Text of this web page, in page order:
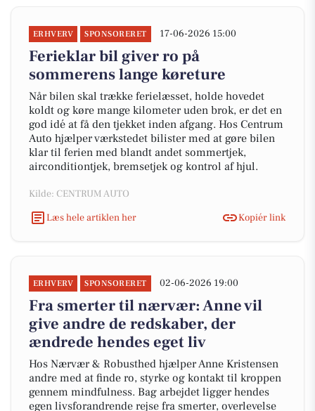
ERHVERV SPONSORERET 17-06-2026 15:00
Ferieklar bil giver ro på
sommerens lange køreture
Når bilen skal trække ferielæsset, holde hovedet
koldt og køre mange kilometer uden brok, er det en
god idé at få den tjekket inden afgang. Hos Centrum
Auto hjælper værkstedet bilister med at gøre bilen
klar til ferien med blandt andet sommertjek,
airconditiontjek, bremsetjek og kontrol af hjul.
Kilde: CENTRUM AUTO
Læs hele artiklen her
Kopiér link
ERHVERV SPONSORERET 02-06-2026 19:00
Fra smerter til nærvær: Anne vil
give andre de redskaber, der
ændrede hendes eget liv
Hos Nærvær & Robusthed hjælper Anne Kristensen
andre med at finde ro, styrke og kontakt til kroppen
gennem mindfulness. Bag arbejdet ligger hendes
egen livsforandrende rejse fra smerter, overlevelse